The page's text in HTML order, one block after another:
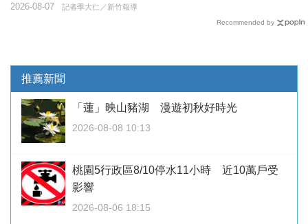
記者季大仁／新竹報導
2026-08-07
Recommended by
推薦新聞
「蓮」映山豬湖 漫遊初秋好時光
2026-08-08 10:13
桃園5行政區8/10停水11小時 近10萬戶受
影響
2026-08-06 18:15